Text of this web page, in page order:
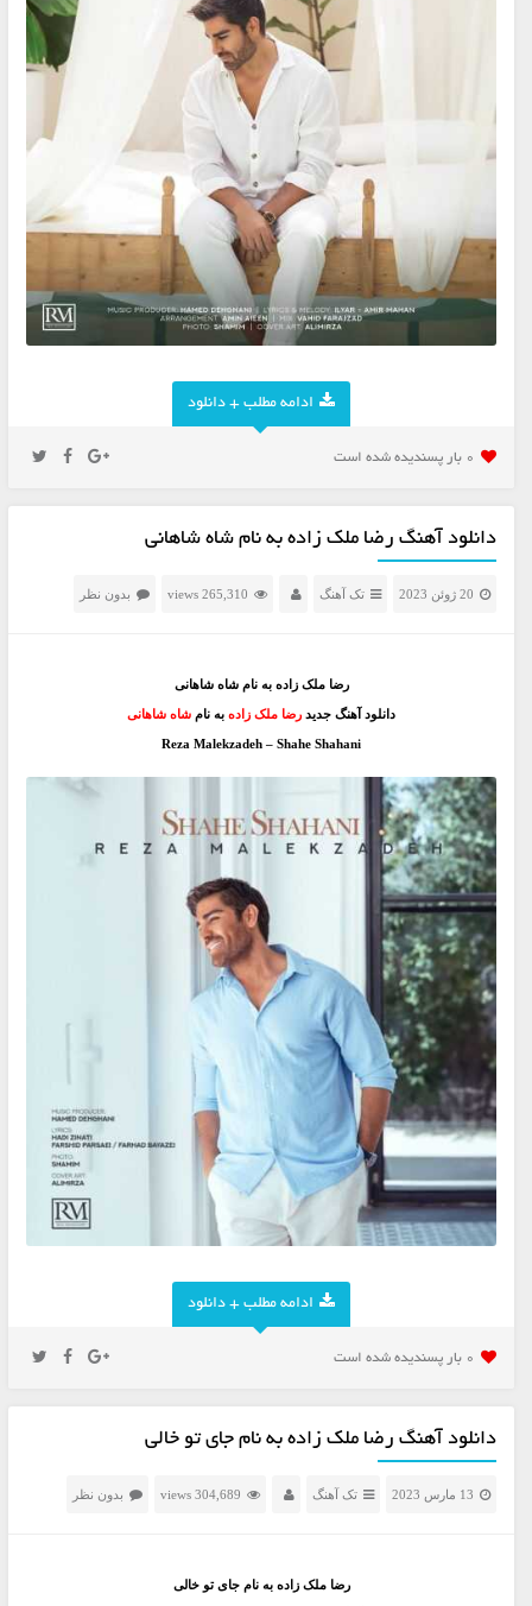
ادامه مطلب + دانلود
0 بار پسنديده شده است
دانلود آهنگ رضا ملک زاده به نام شاه شاهانی
20 ژوئن 2023 تک آهنگ 265,310 views بدون نظر
رضا ملک زاده به نام شاه شاهانی
دانلود آهنگ جدیدرضا ملک زادهبه نام شاه شاهانی
Reza Malekzadeh – Shahe Shahani
ادامه مطلب + دانلود
0 بار پسنديده شده است
دانلود آهنگ رضا ملک زاده به نام جای تو خالی
13 مارس 2023 تک آهنگ 304,689 views بدون نظر
رضا ملک زاده به نام جای تو خالی